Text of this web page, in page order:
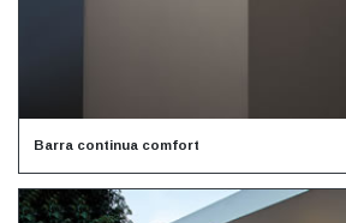
Barra continua comfort